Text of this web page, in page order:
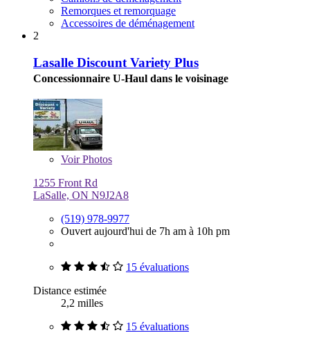
Remorques et remorquage
Accessoires de déménagement
2
Lasalle Discount Variety Plus
Concessionnaire U-Haul dans le voisinage
VoirPhotos
1255 Front Rd
LaSalle, ON N9J2A8
(519) 978-9977
Ouvert aujourd'hui de 7h am à 10h pm
15 évaluations
Distance estimée
2,2 milles
15 évaluations